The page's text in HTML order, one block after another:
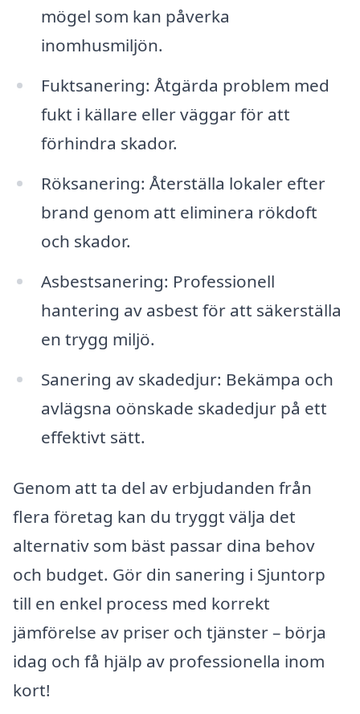
mögel som kan påverka
inomhusmiljön.
Fuktsanering: Åtgärda problem med
fukt i källare eller väggar för att
förhindra skador.
Röksanering: Återställa lokaler efter
brand genom att eliminera rökdoft
och skador.
Asbestsanering: Professionell
hantering av asbest för att säkerställa
en trygg miljö.
Sanering av skadedjur: Bekämpa och
avlägsna oönskade skadedjur på ett
effektivt sätt.
Genom att ta del av erbjudanden från
flera företag kan du tryggt välja det
alternativ som bäst passar dina behov
och budget. Gör din sanering i Sjuntorp
till en enkel process med korrekt
jämförelse av priser och tjänster – börja
idag och få hjälp av professionella inom
kort!